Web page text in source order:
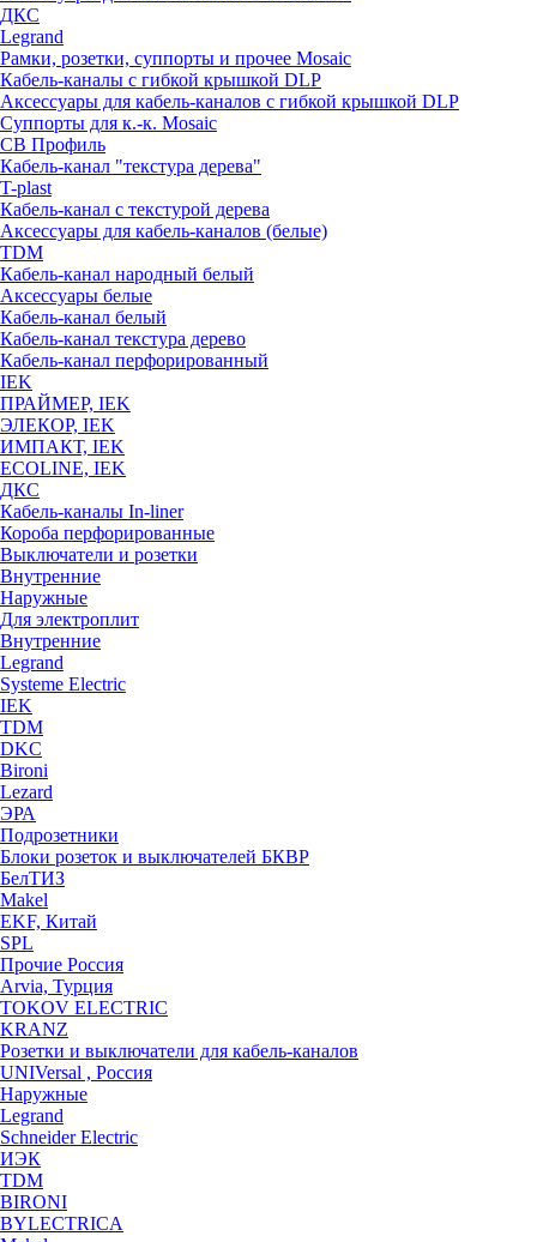
ДКС
Legrand
Рамки, розетки, суппорты и прочее Mosaic
Кабель-каналы с гибкой крышкой DLP
Аксессуары для кабель-каналов с гибкой крышкой DLP
Суппорты для к.-к. Mosaic
СВ Профиль
Кабель-канал "текстура дерева"
T-plast
Кабель-канал с текстурой дерева
Аксессуары для кабель-каналов (белые)
TDM
Кабель-канал народный белый
Аксессуары белые
Кабель-канал белый
Кабель-канал текстура дерево
Кабель-канал перфорированный
IEK
ПРАЙМЕР, IEK
ЭЛЕКОР, IEK
ИМПАКТ, IEK
ECOLINE, IEK
ДКС
Кабель-каналы In-liner
Короба перфорированные
Выключатели и розетки
Внутренние
Наружные
Для электроплит
Внутренние
Legrand
Systeme Electric
IEK
TDM
DKC
Bironi
Lezard
ЭРА
Подрозетники
Блоки розеток и выключателей БКВР
БелТИЗ
Makel
EKF, Китай
SPL
Прочие Россия
Arvia, Турция
TOKOV ELECTRIC
KRANZ
Розетки и выключатели для кабель-каналов
UNIVersal , Россия
Наружные
Legrand
Schneider Electric
ИЭК
TDM
BIRONI
BYLECTRICA